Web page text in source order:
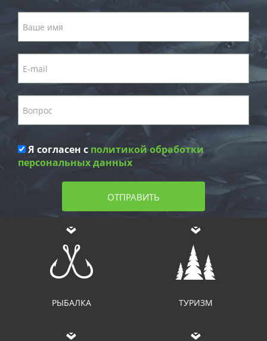
Я согласен с политикой обработки
персональных данных
ОТПРАВИТЬ
РЫБАЛКА ТУРИЗМ